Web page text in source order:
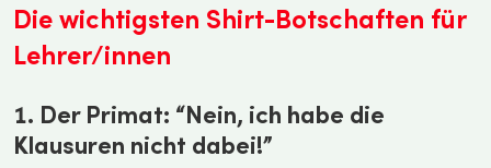
Die wichtigsten Shirt-Botschaften für
Lehrer/innen
1. Der Primat: “Nein, ich habe die
Klausuren nicht dabei!”